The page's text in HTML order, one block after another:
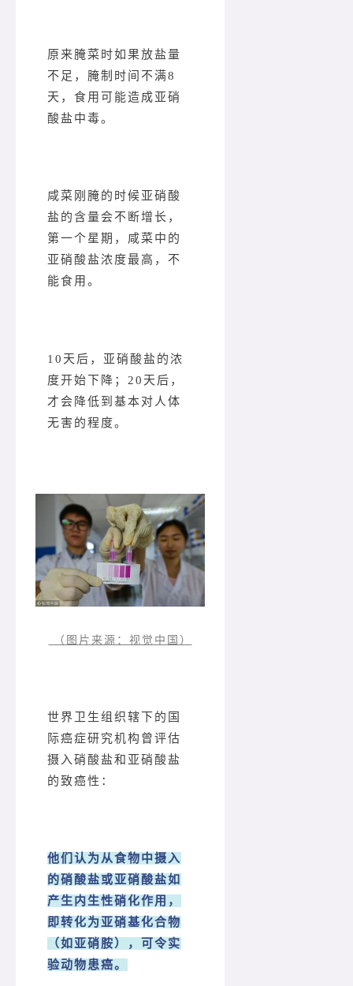
原来腌菜时如果放盐量
不足，腌制时间不满8
天，食用可能造成亚硝
酸盐中毒。
咸菜刚腌的时候亚硝酸
盐的含量会不断增长，
第一个星期，咸菜中的
亚硝酸盐浓度最高，不
能食用。
10天后，亚硝酸盐的浓
度开始下降；20天后，
才会降低到基本对人体
无害的程度。
（图片来源：视觉中国）
世界卫生组织辖下的国
际癌症研究机构曾评估
摄入硝酸盐和亚硝酸盐
的致癌性：
他们认为从食物中摄入
的硝酸盐或亚硝酸盐如
产生内生性硝化作用，
即转化为亚硝基化合物
（如亚硝胺），可令实
验动物患癌。